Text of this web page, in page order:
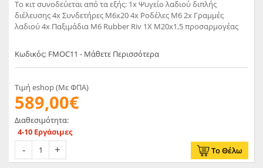
Το κιτ συνοδεύεται από τα εξής: 1x Ψυγείο λαδιού διπλής
διέλευσης 4x Συνδετήρες M6x20 4x Ροδέλες M6 2x Γραμμές
λαδιού 4x Παξιμάδια M6 Rubber Riv 1X M20x1,5 προσαρμογέας
Κωδικός: FMOC11 - Μάθετε Περισσότερα
Τιμή eshop (Με ΦΠΑ)
589,00€
Διαθεσιμότητα:
4-10 Εργάσιμες
Το Θέλω